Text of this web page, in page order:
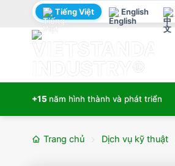
Tiếng Việt English
+15 năm hình thành và phát triển
Trang chủ Dịch vụ kỹ thuật